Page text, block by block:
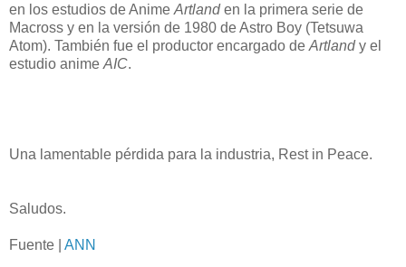
en los estudios de Anime Artlanden la primera serie de
Macross y en la versión de 1980 de Astro Boy (Tetsuwa
Atom). También fue el productor encargado de Artlandy el
estudio anime AIC.
Una lamentable pérdida para la industria, Rest in Peace.
Saludos.
Fuente | ANN